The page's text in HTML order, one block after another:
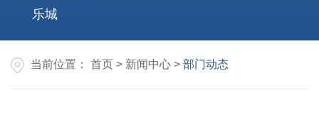
乐城
当前位置： 首页 > 新闻中心 > 部门动态